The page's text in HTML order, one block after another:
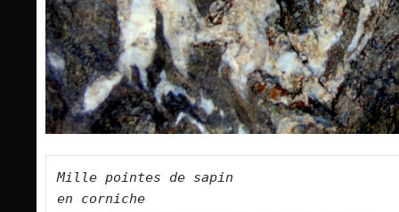
Mille pointes de sapin
en corniche